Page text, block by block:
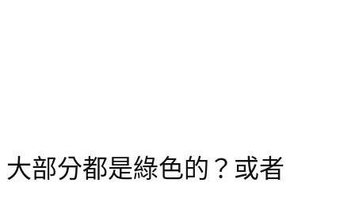
部分都是綠色的？或者